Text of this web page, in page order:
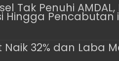
Tak Penuhi AMDAL,
Hingga Pencabutan
32% dan Laba